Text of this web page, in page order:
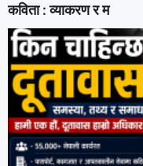
कविता : व्याकरण र म